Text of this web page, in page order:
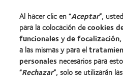
Al hacer clic en “Aceptar”,
para la colocación decookies
funcionalesyde focalización
a las mismas y para el
personales necesarios para
“Rechazar”, solo se utilizarán